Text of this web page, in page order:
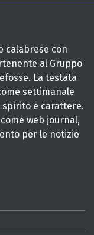
calabrese con
al Gruppo
La testata
settimanale
e carattere.
web journal,
per le notizie